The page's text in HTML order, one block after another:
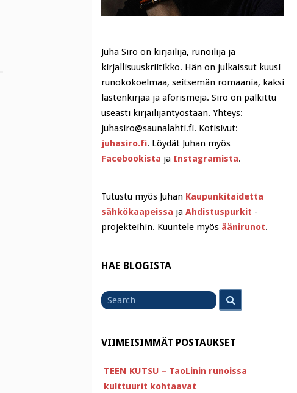
Juha Siro on kirjailija, runoilija ja
kirjallisuuskriitikko. Hän on julkaissut kuusi
runokokoelmaa, seitsemän romaania, kaksi
lastenkirjaa ja aforismeja. Siro on palkittu
useasti kirjailijantyöstään. Yhteys:
juhasiro@saunalahti.fi. Kotisivut:
juhasiro.fi. Löydät Juhan myös
Facebookista ja Instagramista.
Tutustu myös Juhan Kaupunkitaidetta
sähkökaapeissa ja Ahdistuspurkit -
projekteihin. Kuuntele myös äänirunot.
HAE BLOGISTA
for
VIIMEISIMMÄT POSTAUKSET
TEEN KUTSU – TaoLinin runoissa
kulttuurit kohtaavat